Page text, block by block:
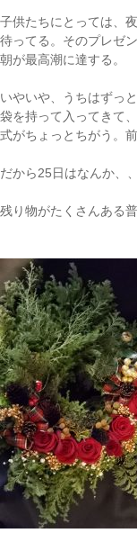
子供たちにとっては、
待ってる。そのプレゼ
朝が最高潮に達する。
いやいや、うちはずっ
袋を持って入ってきて
式がちょっとちがう。
だから25日はなんか、
残り物がたくさんある